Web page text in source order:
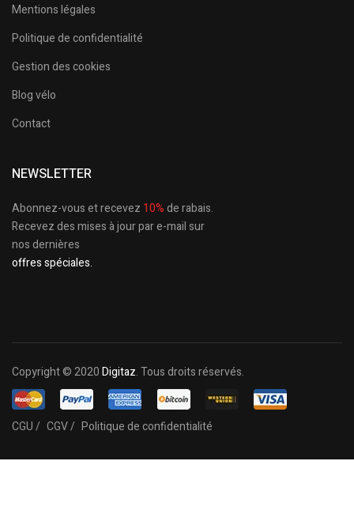
Mentions légales
Politique de confidentialité
Gestion des cookies
Blog vélo
Contact
NEWSLETTER
Abonnez-vous et recevez 10%de rabais.
Recevez des mises à jour par e-mail sur
nos dernières
offres spéciales.
Copyright © 2020Digitaz. Tous droits réservés.
CGU / CGV / Politique de confidentialité